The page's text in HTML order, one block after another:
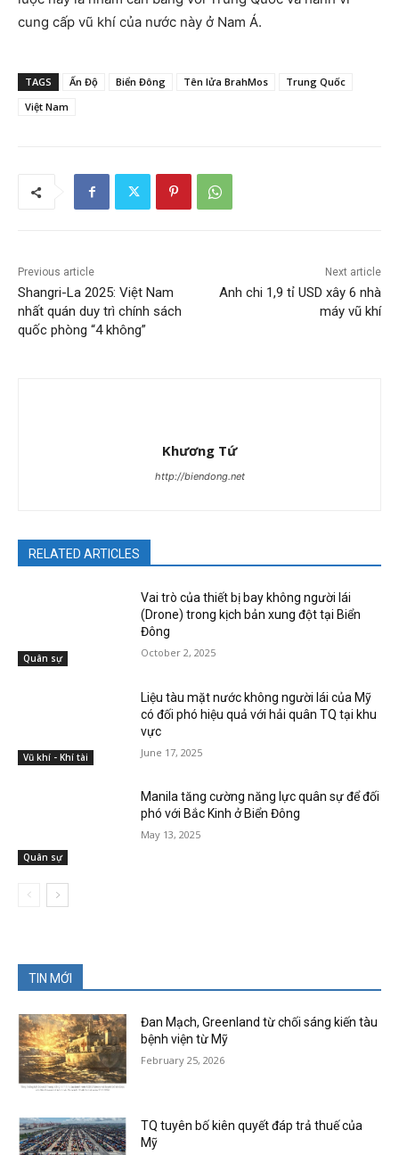
cung cấp vũ khí của nước này ở Nam Á.
TAGS Ấn Độ Biển Đông Tên lửa BrahMos
Trung Quốc
Việt Nam
Previous article
Shangri-La 2025: Việt Nam
nhất quán duy trì chính sách
quốc phòng “4 không”
Next article
Anh chi 1,9 tỉ USD xây 6 nhà
máy vũ khí
Khương Tứ
http://biendong.net
RELATED ARTICLES
Quân sự
Vai trò của thiết bị bay không người lái
(Drone) trong kịch bản xung đột tại Biển
Đông
October 2, 2025
Vũ khí - Khí tài
Liệu tàu mặt nước không người lái của Mỹ
có đối phó hiệu quả với hải quân TQ tại khu
vực
June 17, 2025
Quân sự
Manila tăng cường năng lực quân sự để đối
phó với Bắc Kinh ở Biển Đông
May 13, 2025
TIN MỚI
Đan Mạch, Greenland từ chối sáng kiến tàu
bệnh viện từ Mỹ
February 25, 2026
TQ tuyên bố kiên quyết đáp trả thuế của
Mỹ